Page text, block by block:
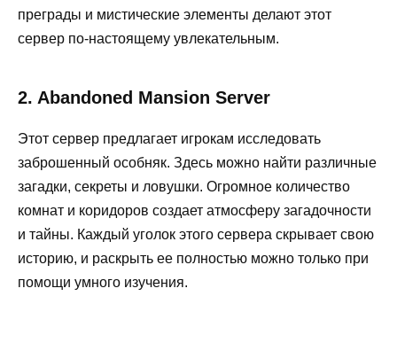
преграды и мистические элементы делают этот
сервер по-настоящему увлекательным.
2. Abandoned Mansion Server
Этот сервер предлагает игрокам исследовать
заброшенный особняк. Здесь можно найти различные
загадки, секреты и ловушки. Огромное количество
комнат и коридоров создает атмосферу загадочности
и тайны. Каждый уголок этого сервера скрывает свою
историю, и раскрыть ее полностью можно только при
помощи умного изучения.